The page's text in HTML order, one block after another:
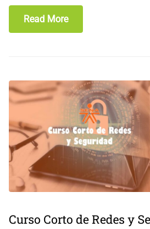
Read More
Curso Corto de Redes y